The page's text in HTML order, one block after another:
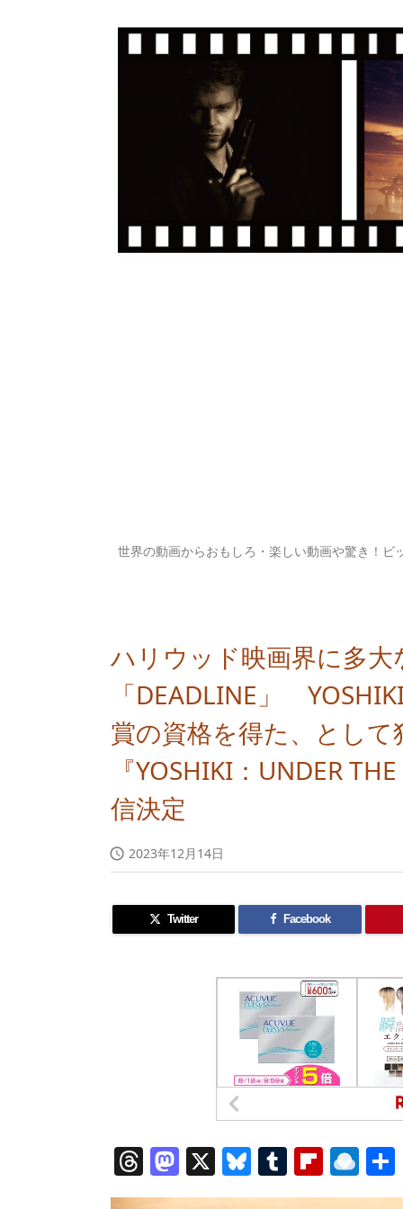
世界の動画からおもしろ・楽しい動画や驚き！ビ
ハリウッド映画界に多大
「DEADLINE」
賞の資格を得た、とし
『YOSHIKI：UNDER
信決定
 2023年12月14日
Twitter Facebook
T
h
M
a
X Bl
u
T
u
Fl
ip
R
ai